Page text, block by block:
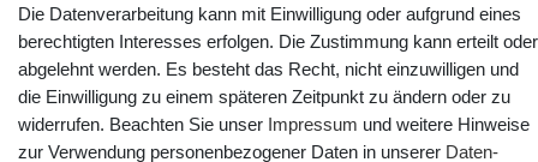
Die Datenverarbeitung kann mit Einwilligung oder aufgrund eines
berechtigten Interesses erfolgen. Die Zustimmung kann erteilt oder
abgelehnt werden. Es besteht das Recht, nicht einzuwilligen und
die Einwilligung zu einem späteren Zeitpunkt zu ändern oder zu
widerrufen. Beachten Sie unser Impressum und weitere Hinweise
zur Verwendung personenbezogener Daten in unserer Daten­